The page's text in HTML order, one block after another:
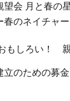
望会 月と春の
春のネイチャ
もしろい！
立のための募